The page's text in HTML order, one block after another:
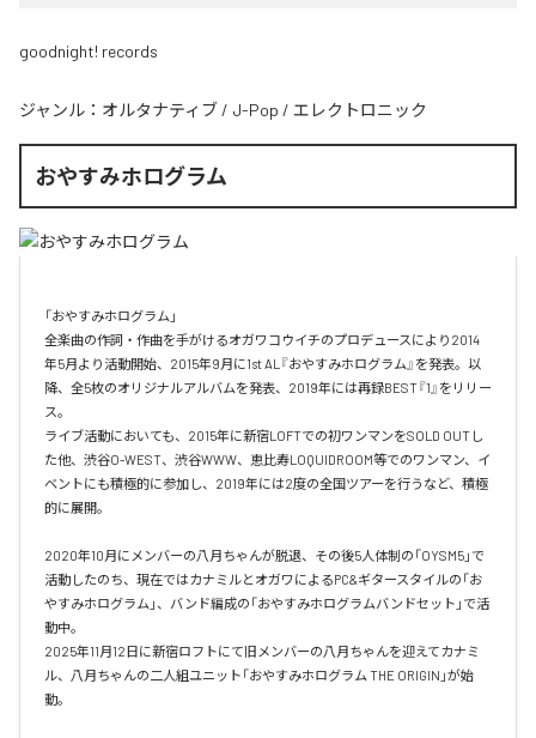
goodnight! records
ジャンル： オルタナティブ / J-Pop / エレクトロニック
おやすみホログラム
「おやすみホログラム」
全楽曲の作詞・作曲を⼿がけるオガワコウイチのプロデュースにより2014
年5⽉より活動開始、2015年9⽉に1st AL『おやすみホログラム』を発表。以
降、全5枚のオリジナルアルバムを発表、2019年には再録BEST『1』をリリー
ス。
ライブ活動においても、2015年に新宿LOFTでの初ワンマンをSOLD OUTし
た他、渋⾕O-WEST、渋⾕WWW、恵⽐寿LOQUIDROOM等でのワンマン、イ
ベントにも積極的に参加し、2019年には2度の全国ツアーを⾏うなど、積極
的に展開。
2020年10月にメンバーの八月ちゃんが脱退、その後5人体制の「OYSM5」で
活動したのち、現在ではカナミルとオガワによるPC&ギタースタイルの「お
やすみホログラム」、バンド編成の「おやすみホログラムバンドセット」で活
動中。
2025年11月12日に新宿ロフトにて旧メンバーの八月ちゃんを迎えてカナミ
ル、八月ちゃんの二人組ユニット「おやすみホログラム THE ORIGIN」が始
動。